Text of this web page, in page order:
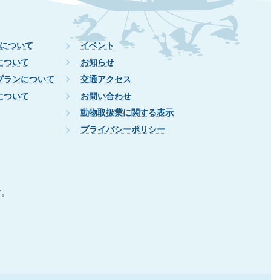
ついて
ついて
ランについて
ついて
イベント
お知らせ
交通アクセス
お問い合わせ
動物取扱業に関する表示
プライバシーポリシー